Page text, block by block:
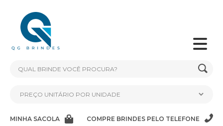
MINHA SACOLA COMPRE BRINDES PELO TELEFONE